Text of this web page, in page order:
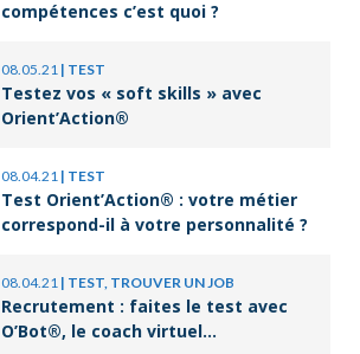
compétences c’est quoi ?
08.05.21 | TEST
Testez vos « soft skills » avec
Orient’Action®
08.04.21 | TEST
Test Orient’Action® : votre métier
correspond-il à votre personnalité ?
08.04.21 | TEST, TROUVER UN JOB
Recrutement : faites le test avec
O’Bot®, le coach virtuel